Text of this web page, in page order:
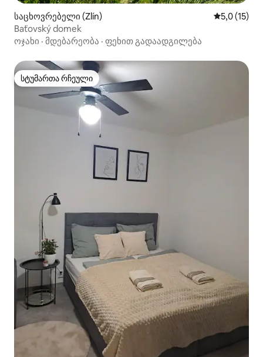
საცხოვრებელი (Zlín) საშუალო
5,0 (15)
Baťovský domek
ოჯახი · მდებარეობა · ფეხით გადაადგილება
სტუმართა რჩეული
სტუმართა რჩეული